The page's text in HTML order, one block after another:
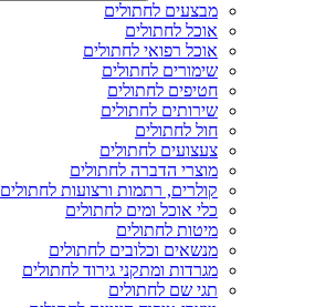
מבצעים לחתולים
אוכל לחתולים
אוכל רפואי לחתולים
שימורים לחתולים
חטיפים לחתולים
שירותים לחתולים
חול לחתולים
צעצועים לחתולים
מוצרי הדברה לחתולים
קולרים, רתמות ורצועות לחתולים
כלי אוכל ומים לחתולים
מיטות לחתולים
מנשאים וכלובים לחתולים
מגרדות ומתקני גירוד לחתולים
תגי שם לחתולים